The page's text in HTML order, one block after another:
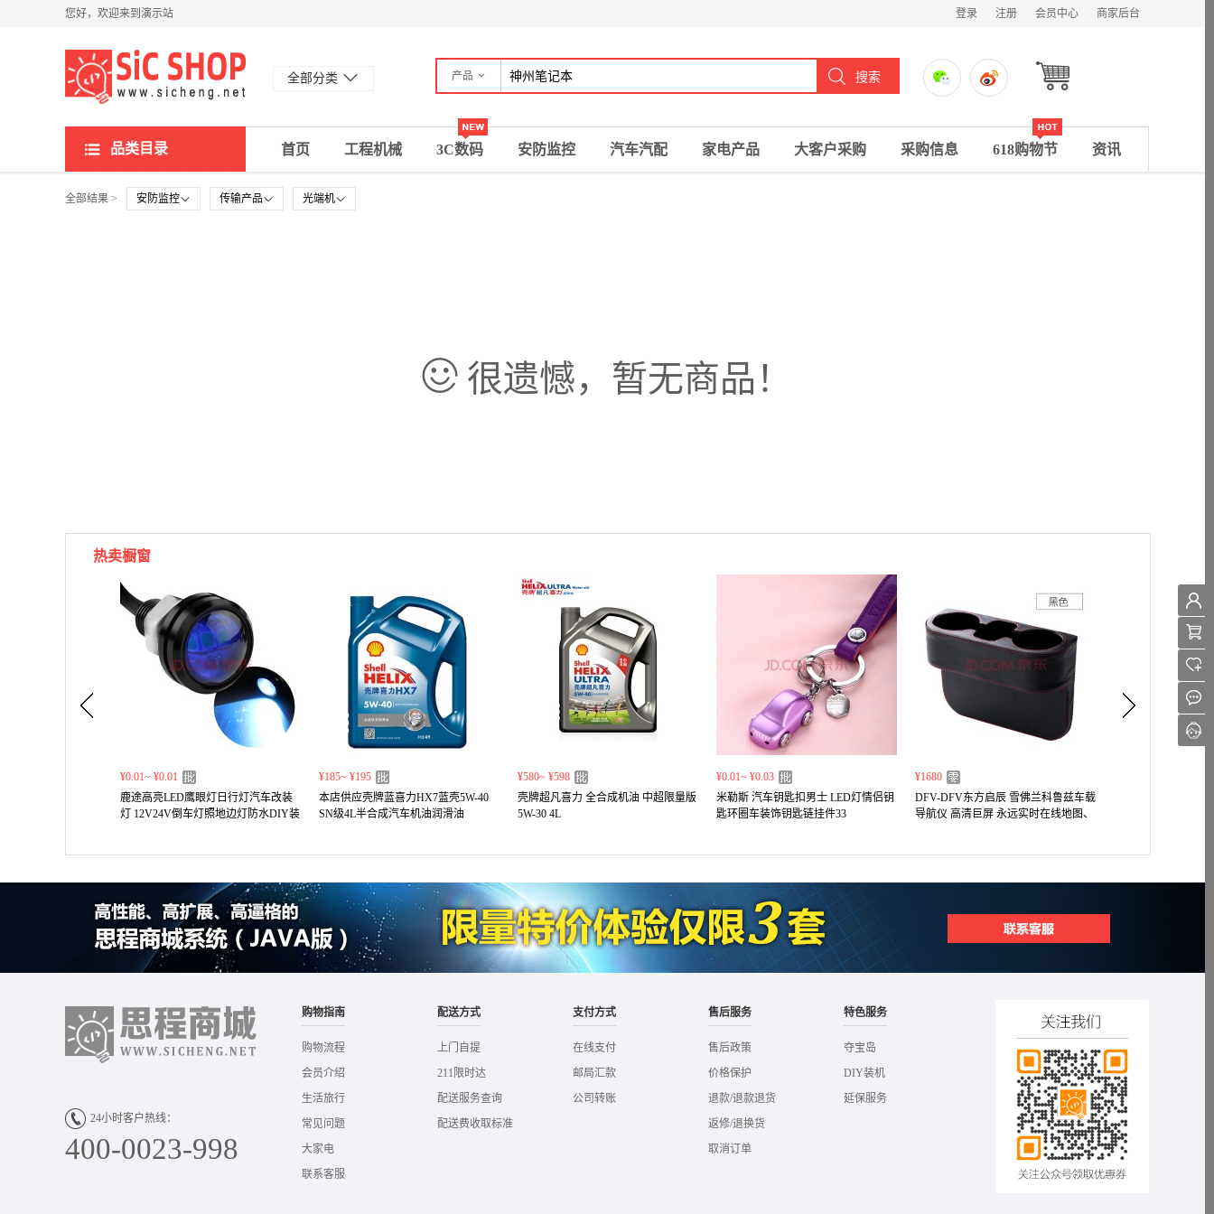
您好，欢迎来到演示站 登录 注册 会员中心 商家后台
全部分类 产品
品类目录 首页 工程机械 3C数码 安防监控 汽车汽配 家电产品 大客户采购 采购信息 618购物节 资讯
全部结果 > 安防监控 传输产品 光端机
很遗憾，暂无商品！
热卖橱窗
¥0.01~ ¥0.01
鹿途高亮LED鹰眼灯日行灯汽车改装
灯 12V24V倒车灯照地边灯防水DIY装
¥185~ ¥195
本店供应壳牌蓝喜力HX7蓝壳5W-40
SN级4L半合成汽车机油润滑油
¥580~ ¥598
壳牌超凡喜力 全合成机油 中超限量版
5W-30 4L
¥0.01~ ¥0.03
米勒斯 汽车钥匙扣男士 LED灯情侣钥
匙环圈车装饰钥匙链挂件33
¥1680
DFV-DFV东方启辰 雪佛兰科鲁兹车载
导航仪 高清巨屏 永远实时在线地图、
24小时客户热线：
400-0023-998
购物指南
购物流程
会员介绍
生活旅行
常见问题
大家电
联系客服
配送方式
上门自提
211限时达
配送服务查询
配送费收取标准
支付方式
在线支付
邮局汇款
公司转账
售后服务
售后政策
价格保护
退款/退款退货
返修/退换货
取消订单
特色服务
夺宝岛
DIY装机
延保服务